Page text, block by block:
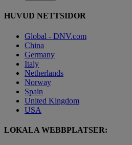
HUVUD NETTSIDOR
Global - DNV.com
China
Germany
Italy
Netherlands
Norway
Spain
United Kingdom
USA
LOKALA WEBBPLATSER: